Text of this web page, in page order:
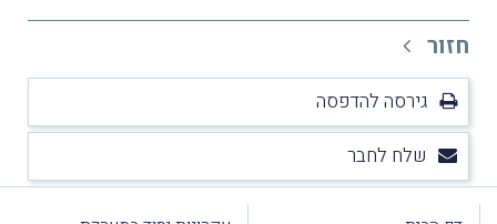
חזור
גירסה להדפסה
שלח לחבר